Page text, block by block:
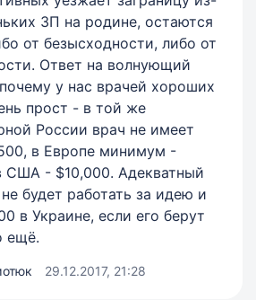
ЗП на родине, остаются
от безысходности, либо от
Ответ на волнующий
у нас врачей хороших
прост - в той же
России врач не имеет
в Европе минимум -
США - $10,000. Адекватный
будет работать за идею и
в Украине, если его берут
ещё.
29.12.2017, 21:28